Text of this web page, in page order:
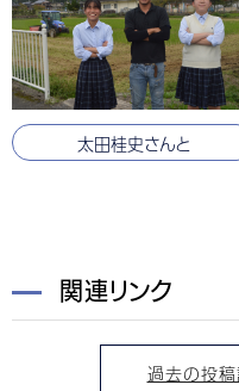
太田桂史さんと
関連リンク
過去の投稿